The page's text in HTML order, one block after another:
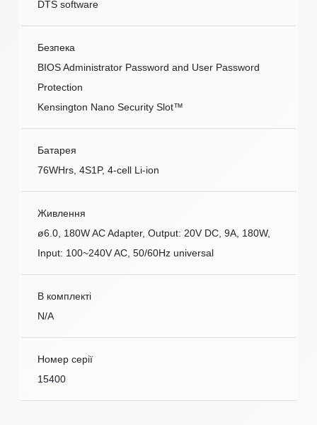
DTS software
Безпека
BIOS Administrator Password and User Password
Protection
Kensington Nano Security Slot™
Батарея
76WHrs, 4S1P, 4-cell Li-ion
Живлення
ø6.0, 180W AC Adapter, Output: 20V DC, 9A, 180W,
Input: 100~240V AC, 50/60Hz universal
В комплекті
N/A
Номер серії
15400